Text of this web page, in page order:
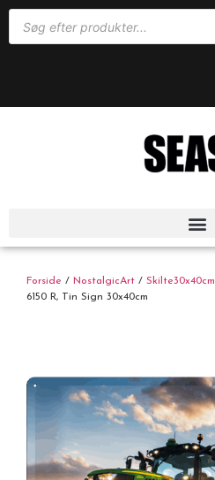
Forside / NostalgicArt / Skilte30x40cm
6150 R, Tin Sign 30x40cm